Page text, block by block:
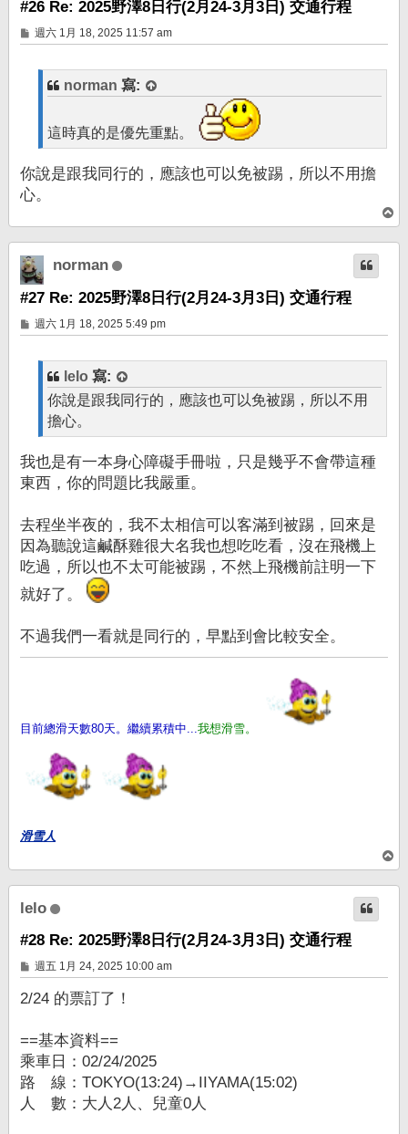
#26 Re: 2025野澤8日行(2月24-3月3日) 交通行程
文
章
週六 1月 18, 2025 11:57 am
norman 寫:
這時真的是優先重點。
你說是跟我同行的，應該也可以免被踢，所以不用擔
心。
頂
端
norman
#27 Re: 2025野澤8日行(2月24-3月3日) 交通行程
文
章
週六 1月 18, 2025 5:49 pm
lelo 寫:
你說是跟我同行的，應該也可以免被踢，所以不用
擔心。
我也是有一本身心障礙手冊啦，只是幾乎不會帶這種
東西，你的問題比我嚴重。
去程坐半夜的，我不太相信可以客滿到被踢，回來是
因為聽說這鹹酥雞很大名我也想吃吃看，沒在飛機上
吃過，所以也不太可能被踢，不然上飛機前註明一下
就好了。
不過我們一看就是同行的，早點到會比較安全。
目前總滑天數80天。繼續累積中...我想滑雪。
滑雪人
頂
端
lelo
#28 Re: 2025野澤8日行(2月24-3月3日) 交通行程
文
章
週五 1月 24, 2025 10:00 am
2/24 的票訂了！
==基本資料==
乘車日：02/24/2025
路 線：TOKYO(13:24)→IIYAMA(15:02)
人 數：大人2人、兒童0人